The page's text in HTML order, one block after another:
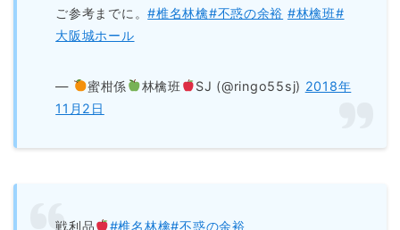
ご参考までに。#椎名林檎#不惑の余裕 #林檎班#
大阪城ホール
— 蜜柑係 林檎班 SJ (@ringo55sj) 2018年
11月2日
戦利品 #椎名林檎#不惑の余裕